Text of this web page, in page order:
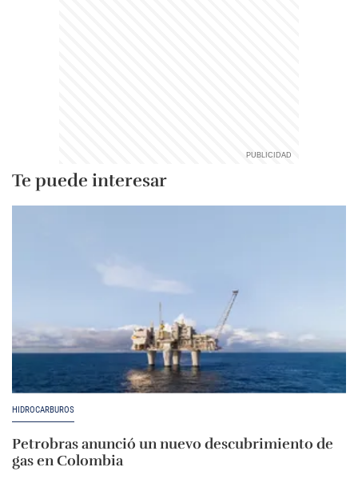
Te puede interesar
HIDROCARBUROS
Petrobras anunció un nuevo descubrimiento de
gas en Colombia